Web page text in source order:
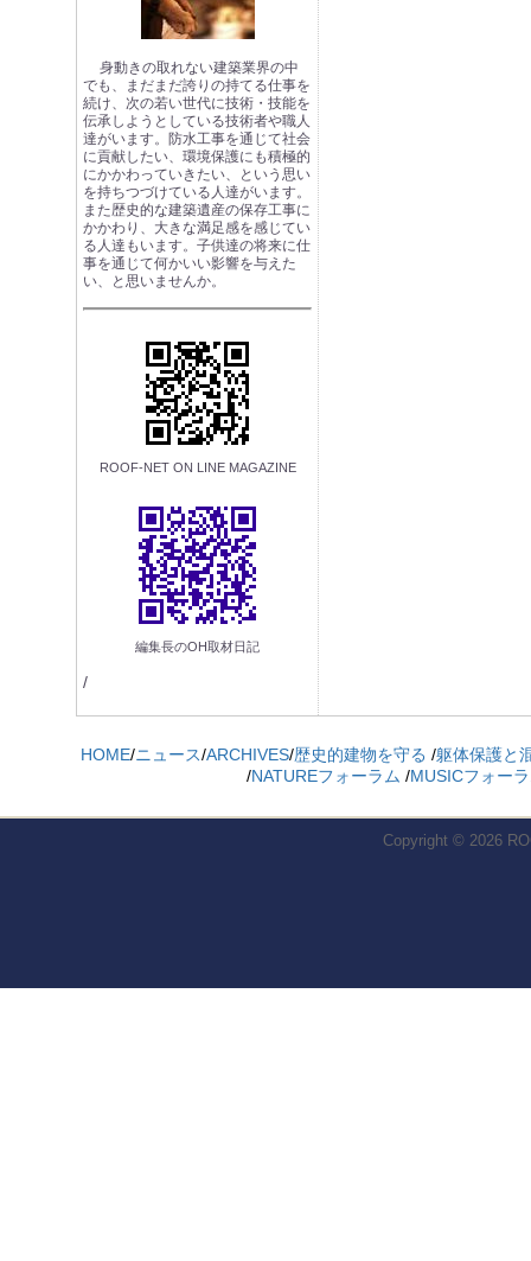
身動きの取れない建築業界の中
でも、まだまだ誇りの持てる仕事を
続け、次の若い世代に技術・技能を
伝承しようとしている技術者や職人
達がいます。防水工事を通じて社会
に貢献したい、環境保護にも積極的
にかかわっていきたい、という思い
を持ちつづけている人達がいます。
また歴史的な建築遺産の保存工事に
かかわり、大きな満足感を感じてい
る人達もいます。子供達の将来に仕
事を通じて何かいい影響を与えた
い、と思いませんか。
ROOF-NET ON LINE MAGAZINE
編集長のOH取材日記
/
HOME/ニュース/ARCHIVES/歴史的建物を守る /躯体保護と
/NATUREフォーラム /MUSICフォー
Copyright © 2026